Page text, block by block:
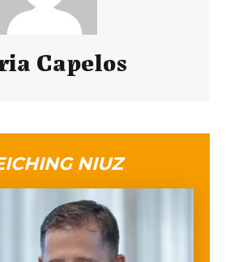
Capelos
NIUZ